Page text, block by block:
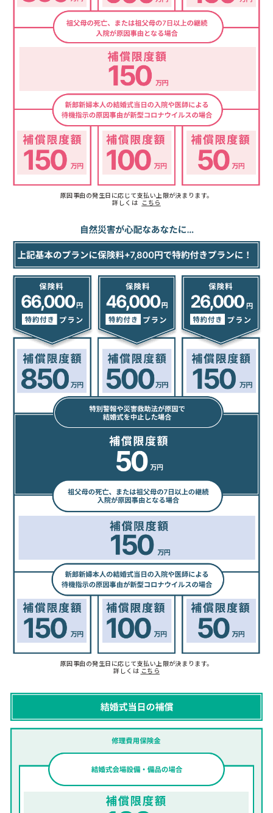
原因事由の発生日に応じて支払い上限が決まります。
詳しくは
こちら
原因事由の発生日に応じて支払い上限が決まります。
詳しくは こちら